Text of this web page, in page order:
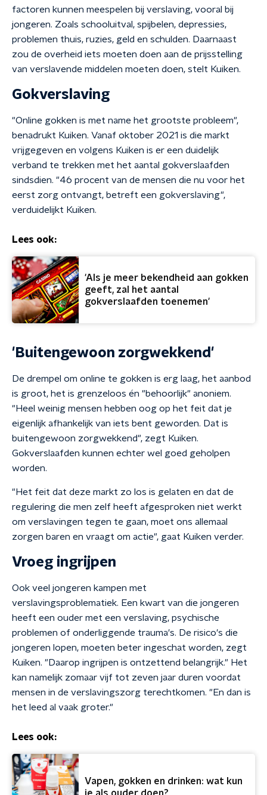
factoren kunnen meespelen bij verslaving, vooral bij
jongeren. Zoals schooluitval, spijbelen, depressies,
problemen thuis, ruzies, geld en schulden. Daarnaast
zou de overheid iets moeten doen aan de prijsstelling
van verslavende middelen moeten doen, stelt Kuiken.
Gokverslaving
"Online gokken is met name het grootste probleem",
benadrukt Kuiken. Vanaf oktober 2021 is die markt
vrijgegeven en volgens Kuiken is er een duidelijk
verband te trekken met het aantal gokverslaafden
sindsdien. "46 procent van de mensen die nu voor het
eerst zorg ontvangt, betreft een gokverslaving",
verduidelijkt Kuiken.
Lees ook:
'Als je meer bekendheid aan gokken
geeft, zal het aantal
gokverslaafden toenemen'
'Buitengewoon zorgwekkend'
De drempel om online te gokken is erg laag, het aanbod
is groot, het is grenzeloos én "behoorlijk" anoniem.
"Heel weinig mensen hebben oog op het feit dat je
eigenlijk afhankelijk van iets bent geworden. Dat is
buitengewoon zorgwekkend", zegt Kuiken.
Gokverslaafden kunnen echter wel goed geholpen
worden.
"Het feit dat deze markt zo los is gelaten en dat de
regulering die men zelf heeft afgesproken niet werkt
om verslavingen tegen te gaan, moet ons allemaal
zorgen baren en vraagt om actie", gaat Kuiken verder.
Vroeg ingrijpen
Ook veel jongeren kampen met
verslavingsproblematiek. Een kwart van die jongeren
heeft een ouder met een verslaving, psychische
problemen of onderliggende trauma's. De risico's die
jongeren lopen, moeten beter ingeschat worden, zegt
Kuiken. "Daarop ingrijpen is ontzettend belangrijk." Het
kan namelijk zomaar vijf tot zeven jaar duren voordat
mensen in de verslavingszorg terechtkomen. "En dan is
het leed al vaak groter."
Lees ook:
Vapen, gokken en drinken: wat kun